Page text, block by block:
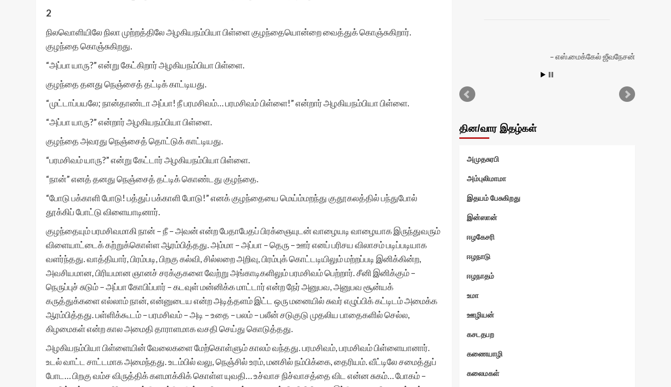
2
நிலவொளியிலே நிலா முற்றத்திலே அழகியநம்பியா பிள்ளை குழந்தையொன்றை வைத்துக் கொஞ்சுகிறார்.
குழந்தை கொஞ்சுகிறது.
“அப்பா யாரு?” என்று கேட்கிறார் அழகியநம்பியா பிள்ளை.
குழந்தை தனது நெஞ்சைத் தட்டிக் காட்டியது.
“முட்டாப்பயலே; நான்தாண்டா அப்பா! நீ பரமசிவம்… பரமசிவம் பிள்ளை!” என்றார் அழகியநம்பியா பிள்ளை.
“அப்பா யாரு?” என்றார் அழகியநம்பியா பிள்ளை.
குழந்தை அவரது நெஞ்சைத் தொட்டுக் காட்டியது.
“பரமசிவம் யாரு?” என்று கேட்டார் அழகியநம்பியா பிள்ளை.
“நான்” எனத் தனது நெஞ்சைத் தட்டிக் கொண்டது குழந்தை.
“போடு பக்காளி போடு! பத்துப் பக்காளி போடு!” எனக் குழந்தையை மெய்ம்மறந்து குதூகலத்தில் பந்துபோல்
தூக்கிப் போட்டு விளையாடினார்.
குழந்தையும் பரமசிவமாகி நான் – நீ – அவன் என்ற பேதாபேதப் பிரக்ஞையுடன் வாழையடி வாழையாக இருந்துவரும்
விளையாட்டைக் கற்றுக்கொள்ள ஆரம்பித்தது. அம்மா – அப்பா – தெரு – ஊர் எனப் பரிசய விலாசம் படிப்படியாக
வளர்ந்தது. வாத்தியார், பிரம்படி, பிறகு கல்வி, சில்லறை அறிவு, பிரம்புக் கொட்டடியிலும் மற்றப்படி இனிக்கின்ற,
அவசியமான, பிரியமான ஞானச் சரக்குகளை வேற்று அங்காடிகளிலும் பரமசிவம் பெற்றார். சீனி இனிக்கும் –
நெருப்புச் சுடும் – அப்பா கோபிப்பார் – கடவுள் மன்னிக்க மாட்டார் என்ற நேர் அனுபவ, அனுபவ சூன்யக்
கருத்துக்களை எல்லாம் நான், என்னுடைய என்ற அடித்தளம் இட்ட ஒரு மனையில் சுவர் எழுப்பிக் கட்டிடம் அமைக்க
ஆரம்பித்தது. பள்ளிக்கூடம் – பரமசிவம் – அடி – உதை – பலம் – பலீன் சடுகுடு முதலிய பாதைகளில் செல்ல,
கிழமைகள் என்ற கால அமைதி தாராளமாக வசதி செய்து கொடுத்தது.
அழகியநம்பியா பிள்ளையின் வேலைகளை மேற்கொள்ளும் காலம் வந்தது. பரமசிவம், பரமசிவம் பிள்ளையானார்.
உடல் வாட்ட சாட்டமாக அமைந்தது. உடம்பில் வலு, நெஞ்சில் உரம், மனசில் நம்பிக்கை, தைரியம். வீட்டிலே சமைத்துப்
போட… பிறகு வம்ச விருத்திக் களமாக்கிக் கொள்ள யுவதி… உச்வாச நிச்வாசத்தை விட என்ன சுகம்… போகம் –
எஸ்.மைக்கேல் ஜீவநேசன்
தின/வார இதழ்கள்
அமுதசுரபி
அம்புலிமாமா
இதயம் பேசுகிறது
இன்ஸான்
ஈழகேசரி
ஈழநாடு
ஈழநாதம்
உமா
ஊழியன்
கசடதபற
கணையாழி
கலைமகள்